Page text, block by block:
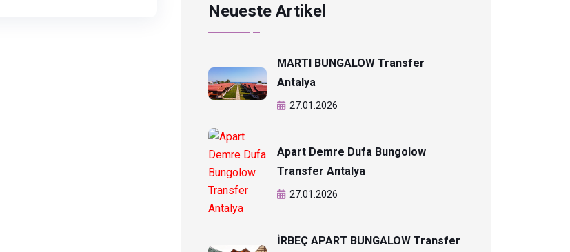
Neueste Artikel
MARTI BUNGALOW Transfer
Antalya
27.01.2026
Apart Demre Dufa Bungolow
Transfer Antalya
27.01.2026
İRBEÇ APART BUNGALOW Transfer